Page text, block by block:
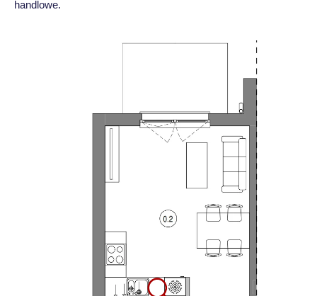
handlowe.